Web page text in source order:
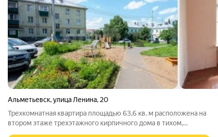
Альметьевск,улица Ленина, 20
Трехкомнатная квартира площадью 63,6 кв. м расположена на
втором этаже трехэтажного кирпичного дома в тихом,